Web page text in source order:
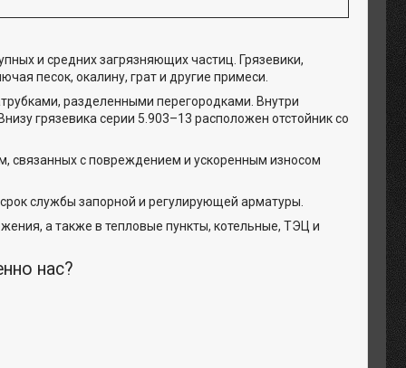
и средних загрязняющих частиц. Грязевики,
песок, окалину, грат и другие примеси.
разделенными перегородками. Внутри
грязевика серии 5.903–13 расположен отстойник со
связанных с повреждением и ускоренным износом
службы запорной и регулирующей арматуры.
а также в тепловые пункты, котельные, ТЭЦ и
нас?